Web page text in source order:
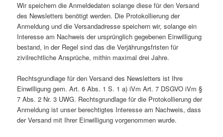
Wir speichern die Anmeldedaten solange diese für den Versand
des Newsletters benötigt werden. Die Protokollierung der
Anmeldung und die Versandadresse speichern wir, solange ein
Interesse am Nachweis der ursprünglich gegebenen Einwilligung
bestand, in der Regel sind das die Verjährungsfristen für
zivilrechtliche Ansprüche, mithin maximal drei Jahre.
Rechtsgrundlage für den Versand des Newsletters ist Ihre
Einwilligung gem. Art. 6 Abs. 1 S. 1 a) iVm Art. 7 DSGVO iVm §
7 Abs. 2 Nr. 3 UWG. Rechtsgrundlage für die Protokollierung der
Anmeldung ist unser berechtigtes Interesse am Nachweis, dass
der Versand mit Ihrer Einwilligung vorgenommen wurde.